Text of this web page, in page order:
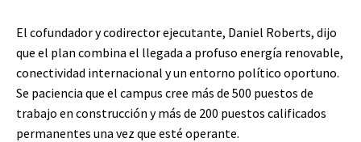
El cofundador y codirector ejecutante, Daniel Roberts, dijo
que el plan combina el llegada a profuso energía renovable,
conectividad internacional y un entorno político oportuno.
Se paciencia que el campus cree más de 500 puestos de
trabajo en construcción y más de 200 puestos calificados
permanentes una vez que esté operante.